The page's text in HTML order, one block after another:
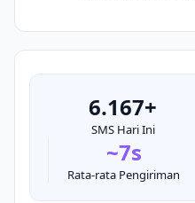
6.167+
SMS Hari Ini
~7s
Rata-rata Pengiriman